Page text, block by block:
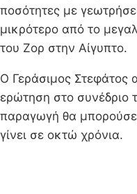
ποσότητες με
μικρότερο από το
του Ζορ στην Αίγυπτο.
Ο Γεράσιμος Στεφάτος
ερώτηση στο συνέδριο
παραγωγή θα
γίνει σε οκτώ χρόνια.